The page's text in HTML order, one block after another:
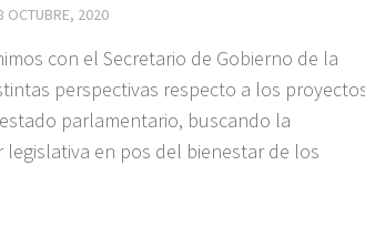
OCTUBRE, 2020
con el Secretario de Gobierno de la
perspectivas respecto a los
parlamentario, buscando la
en pos del bienestar de los